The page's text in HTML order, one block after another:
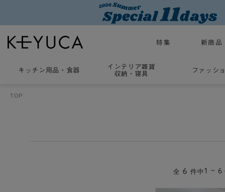
特集 新商品
キッチン用品 ・ 食器
インテリア雑貨
収納・寝具
ファッシ
TOP
全 6 件中1 ~ 6